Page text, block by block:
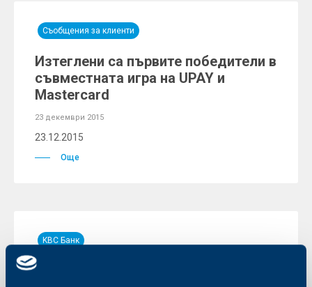
Съобщения за клиенти
Изтеглени са първите победители в
съвместната игра на UPAY и
Mastercard
23 декември 2015
23.12.2015
Още
KBC Банк
Монетарната политика на ЕЦБ